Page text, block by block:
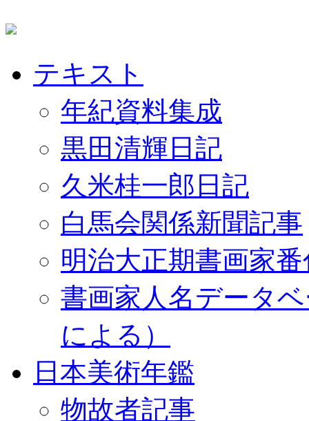
テキスト
年紀資料集成
黒田清輝日記
久米桂一郎日記
白馬会関係新聞記事
明治大正期書画家
書画家人名データ
による）
日本美術年鑑
物故者記事